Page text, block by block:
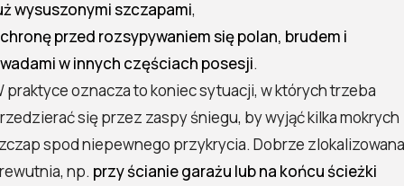
wysuszonymi szczapami,
przed rozsypywaniem się polan, brudem i
w innych częściach posesji.
praktyce oznacza to koniec sytuacji, w których trzeba
się przez zaspy śniegu, by wyjąć kilka mokrych
spod niepewnego przykrycia. Dobrze zlokalizowana
np. przy ścianie garażu lub na końcu ścieżki